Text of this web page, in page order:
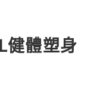
健體塑身